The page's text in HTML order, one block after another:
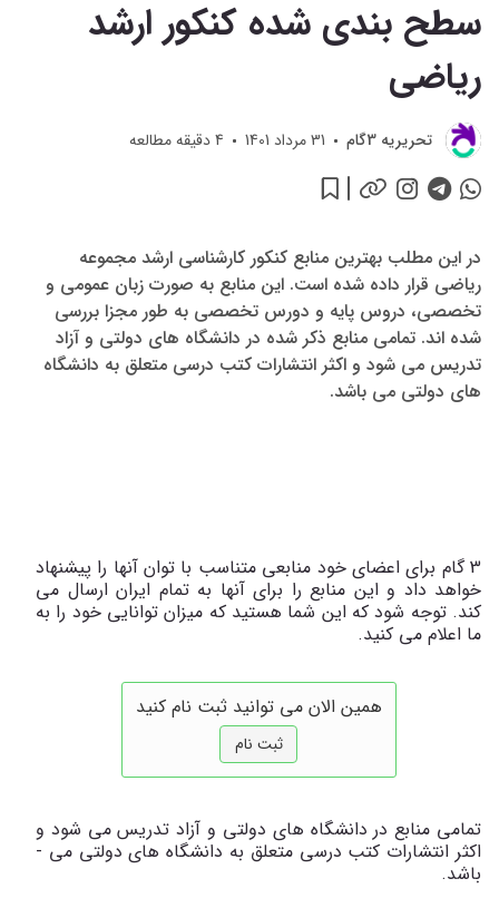
سطح بندی شده کنکور ارشد
ریاضی
تحريريه 3گام 31 مرداد 1401 4دقیقه مطالعه
در این مطلب بهترین منابع کنکور کارشناسی ارشد مجموعه
ریاضی قرار داده شده است. این منابع به صورت زبان عمومی و
تخصصی، دروس پایه و دورس تخصصی به طور مجزا بررسی
شده اند. تمامی منابع ذکر شده در دانشگاه­ های دولتی و آزاد
تدریس می ­شود و اکثر انتشارات کتب درسی متعلق به دانشگاه
­های دولتی می ­باشد.
3 گام برای اعضای خود منابعی متناسب با توان آنها را پیشنهاد
خواهد داد و این منابع را برای آنها به تمام ایران ارسال می
کند. توجه شود که این شما هستید که میزان توانایی خود را به
ما اعلام می­ کنید.
همین الان می توانید ثبت نام کنید
ثبت نام
تمامی منابع در دانشگاه­ های دولتی و آزاد تدریس می­ شود و
اکثر انتشارات کتب درسی متعلق به دانشگاه ­های دولتی می ­
باشد.